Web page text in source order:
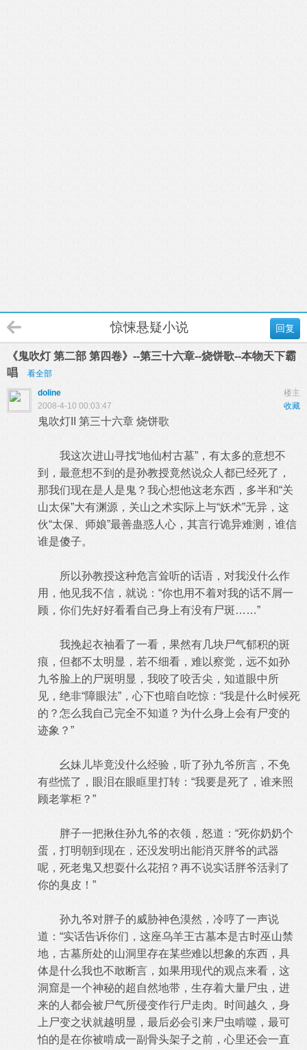
回复
惊悚悬疑小说
《鬼吹灯 第二部 第四卷》--第三十六章--烧饼歌--本物天下霸
唱
看全部
楼主
doline
收藏
2008-4-10 00:03:47
鬼吹灯II 第三十六章 烧饼歌
我这次进山寻找“地仙村古墓”，有太多的意想不
到，最意想不到的是孙教授竟然说众人都已经死了，
那我们现在是人是鬼？我心想他这老东西，多半和“关
山太保”大有渊源，关山之术实际上与“妖术”无异，这
伙“太保、师娘”最善蛊惑人心，其言行诡异难测，谁信
谁是傻子。
所以孙教授这种危言耸听的话语，对我没什么作
用，他见我不信，就说：“你也用不着对我的话不屑一
顾，你们先好好看看自己身上有没有尸斑……”
我挽起衣袖看了一看，果然有几块尸气郁积的斑
痕，但都不太明显，若不细看，难以察觉，远不如孙
九爷脸上的尸斑明显，我咬了咬舌尖，知道眼中所
见，绝非“障眼法”，心下也暗自吃惊：“我是什么时候死
的？怎么我自己完全不知道？为什么身上会有尸变的
迹象？”
幺妹儿毕竟没什么经验，听了孙九爷所言，不免
有些慌了，眼泪在眼眶里打转：“我要是死了，谁来照
顾老掌柜？”
胖子一把揪住孙九爷的衣领，怒道：“死你奶奶个
蛋，打明朝到现在，还没发明出能消灭胖爷的武器
呢，死老鬼又想耍什么花招？再不说实话胖爷活剥了
你的臭皮！”
孙九爷对胖子的威胁神色漠然，冷哼了一声说
道：“实话告诉你们，这座乌羊王古墓本是古时巫山禁
地，古墓所处的山洞里存在某些难以想象的东西，具
体是什么我也不敢断言，如果用现代的观点来看，这
洞窟是一个神秘的超自然地带，生存着大量尸虫，进
来的人都会被尸气所侵变作行尸走肉。时间越久，身
上尸变之状就越明显，最后必会引来尸虫啃噬，最可
怕的是在你被啃成一副骨头架子之前，心里还会一直